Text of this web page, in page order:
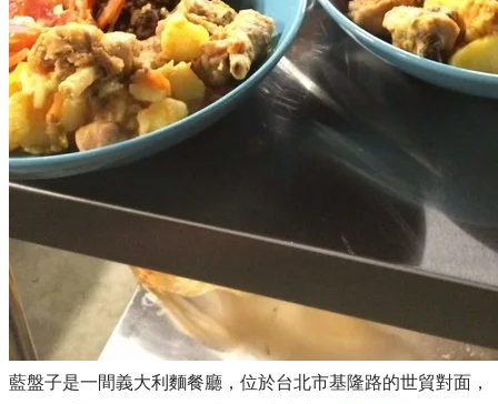
藍盤子是一間義大利麵餐廳，位於台北市基隆路的世貿對面，